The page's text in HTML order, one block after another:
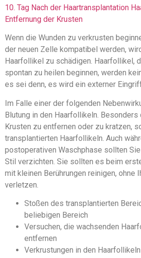
10. Tag Nach der Haartransplantation
Entfernung der Krusten
Wenn die Wunden zu verkrusten
der neuen Zelle kompatibel werden,
Haarfollikel zu schädigen. Haarfollikel,
spontan zu heilen beginnen, werden
es sei denn, es wird ein externer
Im Falle einer der folgenden
Blutung in den Haarfollikeln. Besonders
Krusten zu entfernen oder zu kratzen,
transplantierten Haarfollikeln. Auch
postoperativen Waschphase sollten
Stil verzichten. Sie sollten es beim
mit kleinen Berührungen reinigen, ohne
verletzen.
Stoßen des transplantierten
beliebigen Bereich
Versuchen, die wachsenden
entfernen
Verkrustungen in den